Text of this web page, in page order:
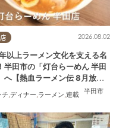
,家族,おひとりさま 半田市
2026.08.02
以上ラーメン文化を支える名
半田市の「灯台らーめん 半田
へ【熱血ラーメン伝 8月放
チ,ディナー,ラーメン,連載